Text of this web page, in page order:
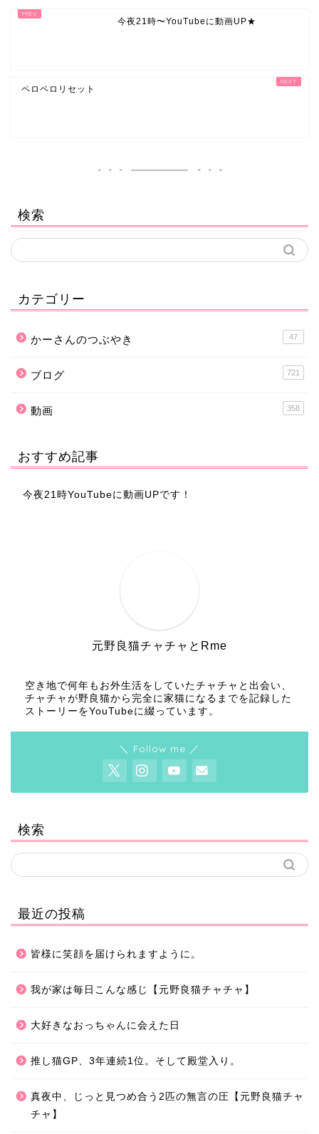
今夜21時〜YouTubeに動画UP★
ペロペロリセット
検索
カテゴリー
かーさんのつぶやき 47
ブログ 721
動画 358
おすすめ記事
今夜21時YouTubeに動画UPです！
元野良猫チャチャとRme
空き地で何年もお外生活をしていたチャチャと出会い、
チャチャが野良猫から完全に家猫になるまでを記録した
ストーリーをYouTubeに綴っています。
＼ Follow me ／
検索
最近の投稿
皆様に笑顔を届けられますように。
我が家は毎日こんな感じ【元野良猫チャチャ】
大好きなおっちゃんに会えた日
推し猫GP、3年連続1位。そして殿堂入り。
真夜中、じっと見つめ合う2匹の無言の圧【元野良猫チャ
チャ】